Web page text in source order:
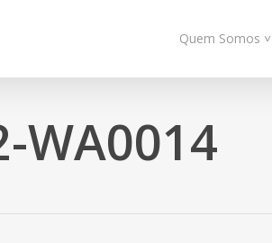
Quem Somos ˅
WA0014